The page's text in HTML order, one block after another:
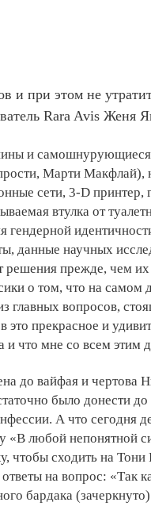
и при этом не
Rara Avis Женя
и самошнурующиеся
Марти Макфлай),
сети, 3-D
втулка от
гендерной
данные научных
решения прежде, чем
о том, что на самом
главных вопросов,
это прекрасное и
и что мне со всем этим
до вайфая и чертова
было донести
А что сегодня
«В любой непонятной
чтобы сходить на Тони
на вопрос: «Так
бардака